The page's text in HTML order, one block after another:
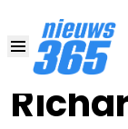
17 OKT 2023, 16:45